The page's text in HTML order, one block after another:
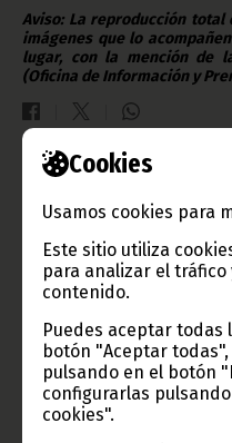
Cookies
Usamos cookies para
Este sitio utiliza
para analizar el
contenido.
Puedes aceptar todas
botón "Aceptar
pulsando en el botón
configurarlas
cookies".
Aviso: La reproducción
imágenes que lo
lugar, con la mención de
(Oficina de Información y
Información
TVGE